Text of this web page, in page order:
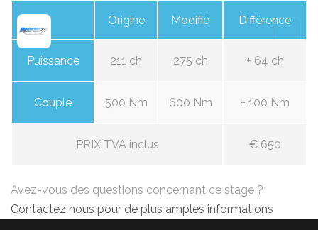
Origine Modifié Différence
Puissance 211 ch 275 ch + 64 ch
Couple 500 Nm 600 Nm + 100 Nm
PRIX TVA inclus € 650
Avez-vous des questions concernant ce stage ?
Contactez nous pour de plus amples informations